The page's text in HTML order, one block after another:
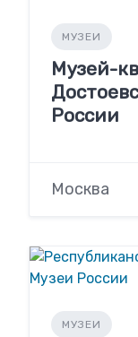
МУЗЕИ
Музей-
России
Москва
МУЗЕИ